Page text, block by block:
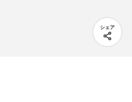
シェア